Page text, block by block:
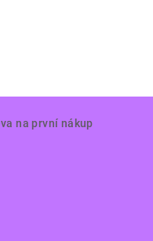
na první nákup